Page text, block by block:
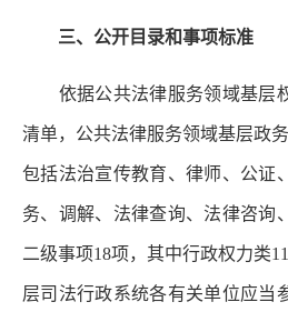
三、公开目录和事项标准
依据公共法律服务领域基层
清单，公共法律服务领域基层政
包括法治宣传教育、律师、公证
务、调解、法律查询、法律咨询
二级事项18项，其中行政权力类
层司法行政系统各有关单位应当